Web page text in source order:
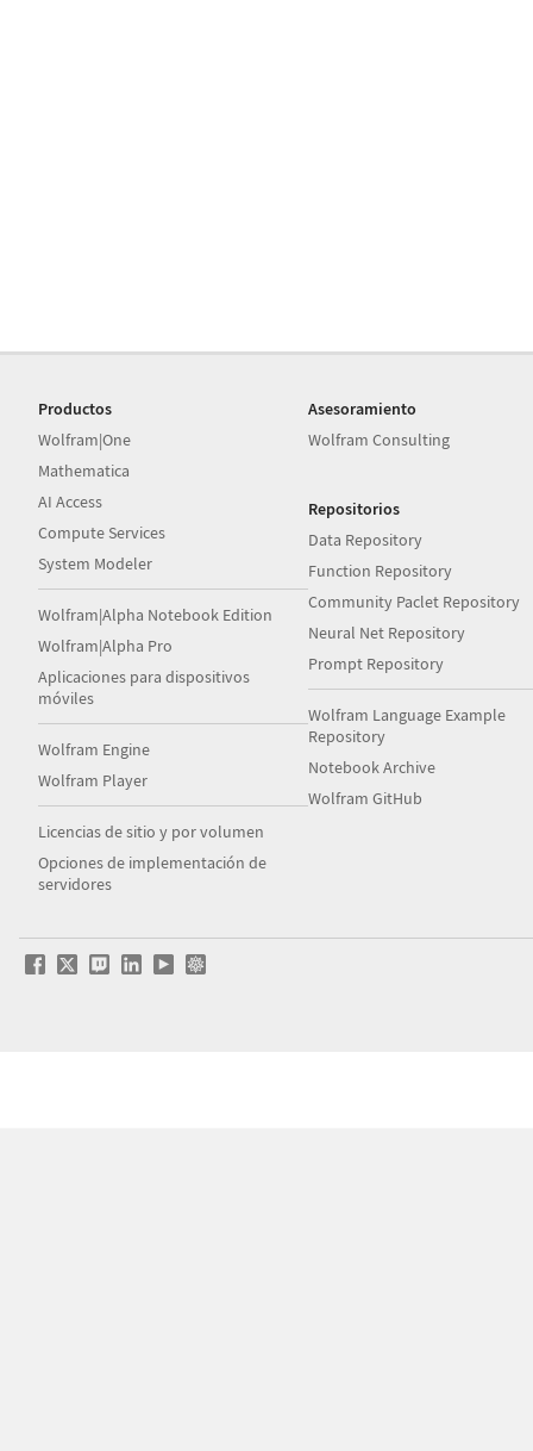
Productos
Wolfram|One
Mathematica
AI Access
Compute Services
System Modeler
Wolfram|Alpha Notebook Edition
Wolfram|Alpha Pro
Aplicaciones para dispositivos
móviles
Wolfram Engine
Wolfram Player
Licencias de sitio y por volumen
Opciones de implementación de
servidores
Asesoramiento
Wolfram Consulting
Repositorios
Data Repository
Function Repository
Community Paclet Repository
Neural Net Repository
Prompt Repository
Wolfram Language Example
Repository
Notebook Archive
Wolfram GitHub